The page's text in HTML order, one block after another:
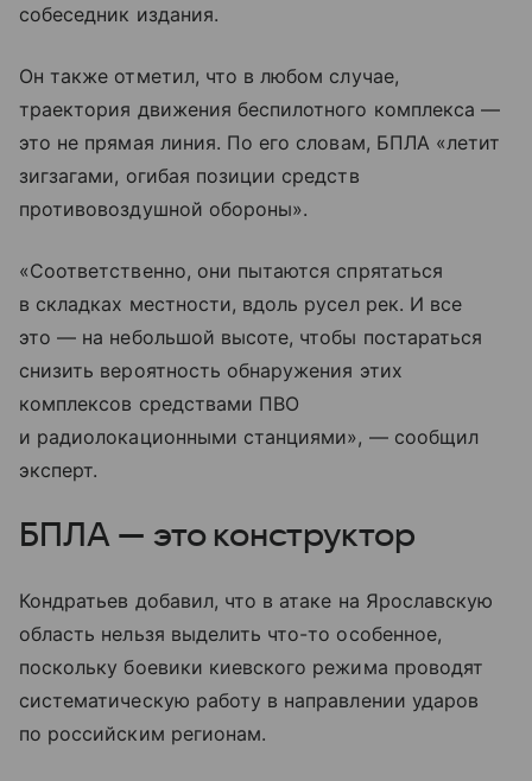
собеседник издания.
Он также отметил, что в любом случае,
траектория движения беспилотного комплекса —
это не прямая линия. По его словам, БПЛА «летит
зигзагами, огибая позиции средств
противовоздушной обороны».
«Соответственно, они пытаются спрятаться
в складках местности, вдоль русел рек. И все
это — на небольшой высоте, чтобы постараться
снизить вероятность обнаружения этих
комплексов средствами ПВО
и радиолокационными станциями», — сообщил
эксперт.
БПЛА — это конструктор
Кондратьев добавил, что в атаке на Ярославскую
область нельзя выделить что-то особенное,
поскольку боевики киевского режима проводят
систематическую работу в направлении ударов
по российским регионам.